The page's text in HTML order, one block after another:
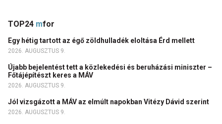
TOP24 mfor
Egy hétig tartott az égő zöldhulladék eloltása Érd mellett
2026. AUGUSZTUS 9.
Újabb bejelentést tett a közlekedési és beruházási miniszter –
Főtájépítészt keres a MÁV
2026. AUGUSZTUS 9.
Jól vizsgázott a MÁV az elmúlt napokban Vitézy Dávid szerint
2026. AUGUSZTUS 9.